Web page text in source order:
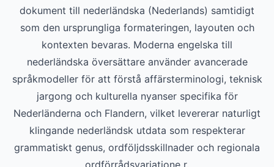
dokument till nederländska (Nederlands) samtidigt
som den ursprungliga formateringen, layouten och
kontexten bevaras. Moderna engelska till
nederländska översättare använder avancerade
språkmodeller för att förstå affärsterminologi, teknisk
jargong och kulturella nyanser specifika för
Nederländerna och Flandern, vilket levererar naturligt
klingande nederländsk utdata som respekterar
grammatiskt genus, ordföljdsskillnader och regionala
ordförrådsvariatione r.